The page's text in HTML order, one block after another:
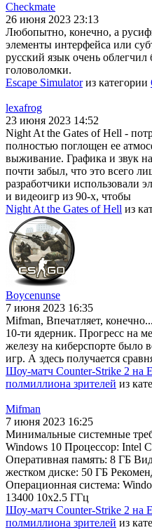
Checkmate
26 июня 2023 23:13
Любопытно, конечно, а
элементы интерфейса или
русский язык очень
головоломки.
Escape Simulatorиз категории
lexafrog
23 июня 2023 14:52
Night At the Gates of Hell -
полностью поглощен ее
выживание. Графика и звук
почти забыл, что это всего
разработчики использовали
и видеоигр из 90-х, чтобы
Night At the Gates of Hell из
Boycenunse
7 июня 2023 16:35
Mifman, Впечатляет,
10-ти ядерник. Прогресс на
железу на киберспорте было
игр. А здесь получается
Шоу-матч Counter-Strike 2 на
полмиллиона зрителей из
Mifman
7 июня 2023 16:25
Минимальные системные
Windows 10 Процессор: Intel
Оперативная память: 8 ГБ
жестком диске: 50 ГБ
Операционная система:
13400 10x2.5 ГГц
Шоу-матч Counter-Strike 2 на
полмиллиона зрителей из